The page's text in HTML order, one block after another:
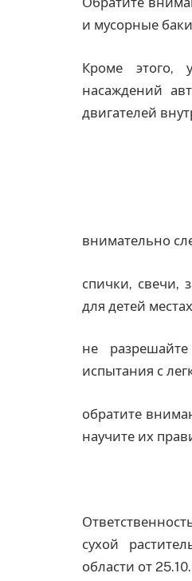
и мусорные
Кроме этого,
насаждений
двигателей
внимательно
спички, свечи,
для детей
не
испытания с
обратите
научите их
сухой
области от